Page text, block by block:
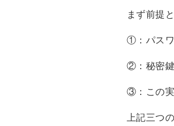
まず前提
①：パスワ
②：秘密鍵
③：この実
上記三つ